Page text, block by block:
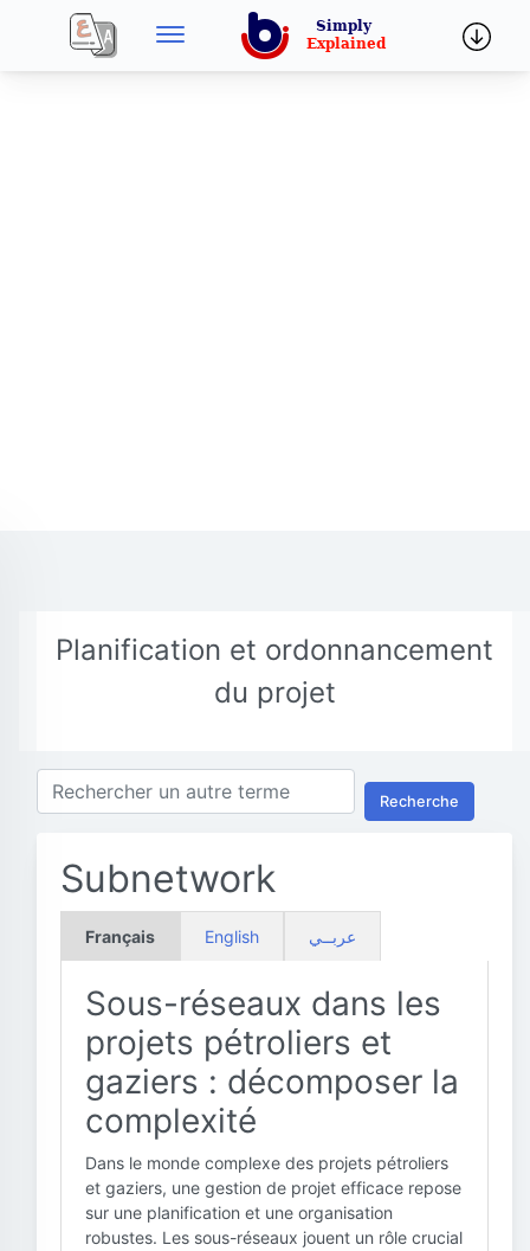
Planification et ordonnancement
du projet
Recherche
Subnetwork
Français English عربــي
Sous-réseaux dans les
projets pétroliers et
gaziers : décomposer la
complexité
Dans le monde complexe des projets pétroliers
et gaziers, une gestion de projet efficace repose
sur une planification et une organisation
robustes. Les sous-réseaux jouent un rôle crucial